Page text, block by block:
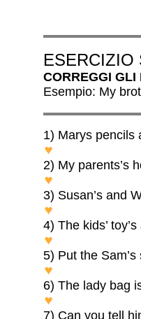
ESERCIZIO
CORREGGI GLI
Esempio: My
1) Marys pencils
2) My parents’s
3) Susan’s and
4) The kids’
5) Put the
6) The lady bag
7) Can you tell